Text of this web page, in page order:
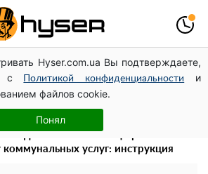
Hyser.com.ua Вы подтверждаете,
с
Политикой конфиденциальности
и
файлов cookie.
Понял
раз посетил место российского
дому на Подоле
Тринчер блеснула
размеров вы еще не видели
коммунальных услуг: инструкция